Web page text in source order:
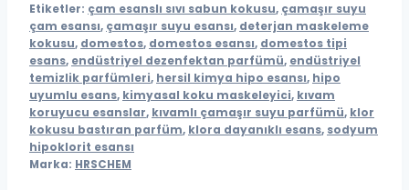
Etiketler: çam esanslı sıvı sabun kokusu, çamaşır suyu
çam esansı, çamaşır suyu esansı, deterjan maskeleme
kokusu, domestos, domestos esansı, domestos tipi
esans, endüstriyel dezenfektan parfümü, endüstriyel
temizlik parfümleri, hersil kimya hipo esansı, hipo
uyumlu esans, kimyasal koku maskeleyici, kıvam
koruyucu esanslar, kıvamlı çamaşır suyu parfümü, klor
kokusu bastıran parfüm, klora dayanıklı esans, sodyum
hipoklorit esansı
Marka: HRSCHEM